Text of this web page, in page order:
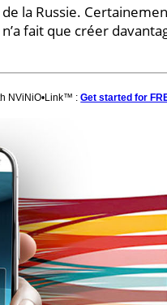
la Russie.
fait que créer
NViNiO•Link™ :Get started for